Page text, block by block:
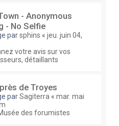
- Anonymous
- No Selfie
parsphins « jeu. juin 04,
votre avis sur vos
détaillants
de Troyes
parSagiterra « mar. mai
Musée des forumistes